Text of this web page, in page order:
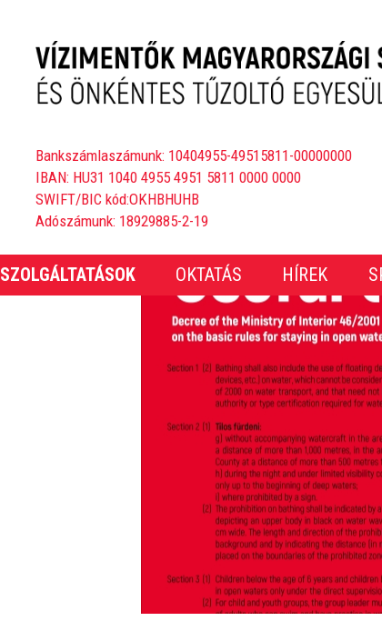
Bankszámlaszámunk: 10404955-49515811-00000000
IBAN: HU31 1040 4955 4951 5811 0000 0000
SWIFT/BIC kód:OKHBHUHB
Adószámunk: 18929885-2-19
SZOLGÁLTATÁSOK OKTATÁS HÍREK